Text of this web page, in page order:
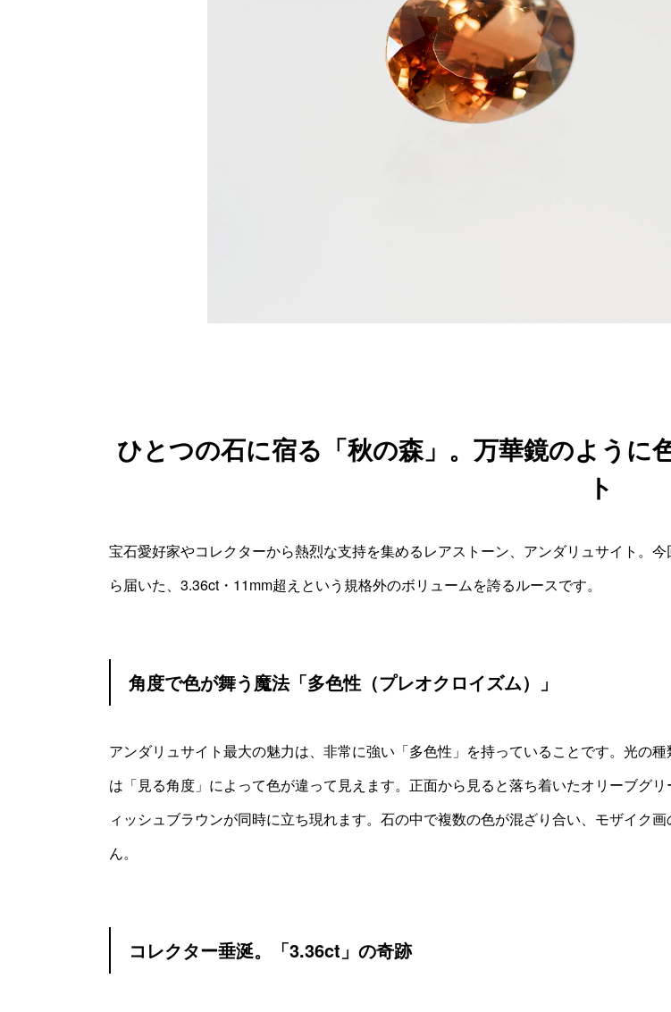
ひとつの石に宿る「秋の森」。万華鏡のように
ト
宝石愛好家やコレクターから熱烈な支持を集めるレアストーン、アンダリュサイト。
ら届いた、3.36ct・11mm超えという規格外のボリュームを誇るルースです。
角度で色が舞う魔法「多色性（プレオクロイズム）」
アンダリュサイト最大の魅力は、非常に強い「多色性」を持っていることです。光の
は「見る角度」によって色が違って見えます。正面から見ると落ち着いたオリーブグ
ィッシュブラウンが同時に立ち現れます。石の中で複数の色が混ざり合い、モザイク
ん。
コレクター垂涎。「3.36ct」の奇跡